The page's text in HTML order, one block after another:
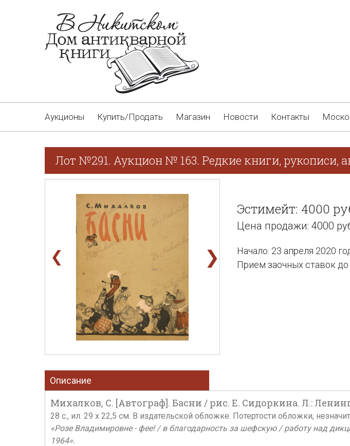
Аукционы Купить/Продать Магазин Новости Контакты
Лот №291. Аукцион № 163. Редкие книги, рукописи,
❮ ❯
Эстимейт: 4000
Цена продажи: 4000
Начало: 23 апреля 2020
Прием заочных ставок до
Описание
Михалков, С. [Автограф]. Басни / рис. Е. Сидоркина. Л.:
28 c., ил. 29 х 22,5 см. В издательской обложке. Потертости обложки,
«Розе Владимировне - фее! / в благодарность за шефскую / работу над
1964».